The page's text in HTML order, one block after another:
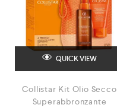
QUICK VIEW
Collistar Kit Olio Secco
Superabbronzante